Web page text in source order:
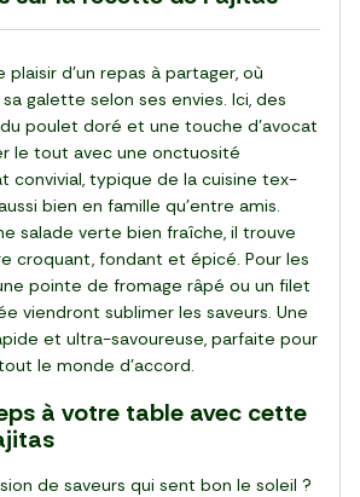
plaisir d’un repas à partager, où
galette selon ses envies. Ici, des
poulet doré et une touche d’avocat
le tout avec une onctuosité
convivial, typique de la cuisine tex-
bien en famille qu’entre amis.
salade verte bien fraîche, il trouve
croquant, fondant et épicé. Pour les
pointe de fromage râpé ou un filet
viendront sublimer les saveurs. Une
et ultra-savoureuse, parfaite pour
le monde d’accord.
à votre table avec cette
de saveurs qui sent bon le soleil ?